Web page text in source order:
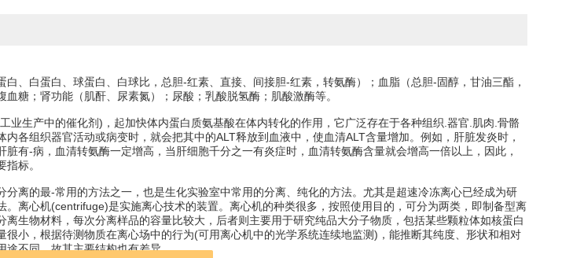
、白蛋白、球蛋白、白球比，总胆-红素、直接、间接胆-红素，转氨酶）；血脂（总胆-固醇，甘油三酯，
糖；肾功能（肌酐、尿素氮）；尿酸；乳酸脱氢酶；肌酸激酶等。
业生产中的催化剂)，起加快体内蛋白质氨基酸在体内转化的作用，它广泛存在于各种组织.器官.肌肉.骨骼
各组织器官活动或病变时，就会把其中的ALT释放到血液中，使血清ALT含量增加。例如，肝脏发炎时，
有-病，血清转氨酶一定增高，当肝细胞千分之一有炎症时，血清转氨酶含量就会增高一倍以上，因此，
标。
分离的最-常用的方法之一，也是生化实验室中常用的分离、纯化的方法。尤其是超速冷冻离心已经成为研
。离心机(centrifuge)是实施离心技术的装置。离心机的种类很多，按照使用目的，可分为两类，即制备型离
离生物材料，每次分离样品的容量比较大，后者则主要用于研究纯品大分子物质，包括某些颗粒体如核蛋白
很小，根据待测物质在离心场中的行为(可用离心机中的光学系统连续地监测)，能推断其纯度、形状和相对
途不同，故其主要结构也有差异。